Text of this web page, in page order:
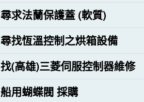
尋求法蘭保護蓋 (軟質)
尋找恆溫控制之烘箱設備
找(高雄)三菱伺服控制器維修
船用蝴蝶閥 採購